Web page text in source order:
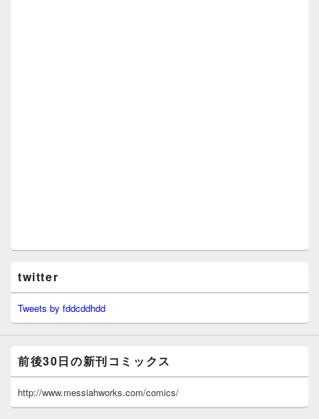
twitter
Tweets by fddcddhdd
前後30日の新刊コミックス
http://www.messiahworks.com/comics/